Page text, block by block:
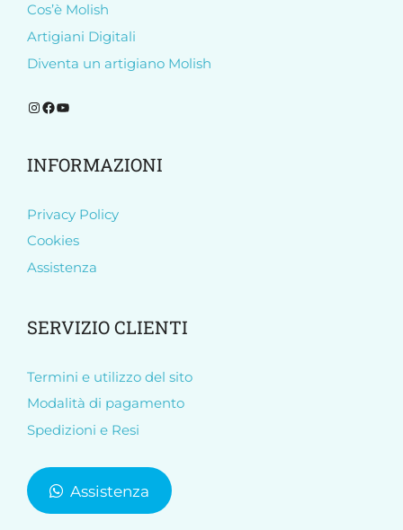
Cos’è Molish
Artigiani Digitali
Diventa un artigiano Molish
Segui Molish su Instagram
Segui Molish su Facebook
Iscriviti al nostro canale YouTube
INFORMAZIONI
Privacy Policy
Cookies
Assistenza
SERVIZIO CLIENTI
Termini e utilizzo del sito
Modalità di pagamento
Spedizioni e Resi
Assistenza